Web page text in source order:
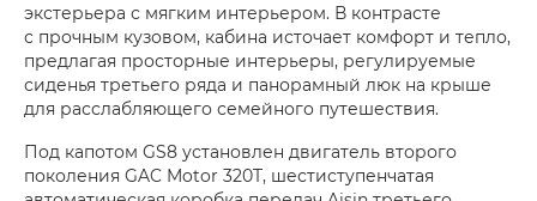
экстерьера с мягким интерьером. В контрасте
с прочным кузовом, кабина источает комфорт и тепло,
предлагая просторные интерьеры, регулируемые
сиденья третьего ряда и панорамный люк на крыше
для расслабляющего семейного путешествия.
Под капотом GS8 установлен двигатель второго
поколения GAC Motor 320T, шестиступенчатая